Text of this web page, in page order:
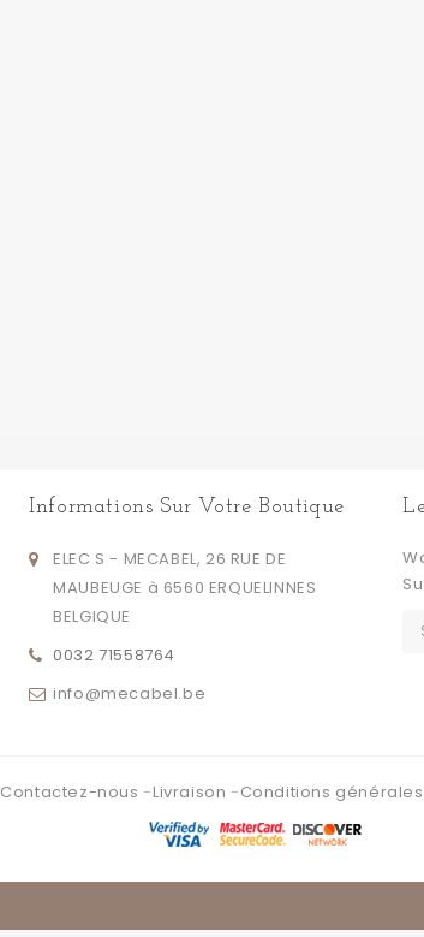
Informations Sur Votre Boutique
ELEC S - MECABEL, 26 RUE DE
MAUBEUGE à 6560 ERQUELINNES
BELGIQUE
0032 71558764
info@mecabel.be
Contactez-nous Livraison Conditions